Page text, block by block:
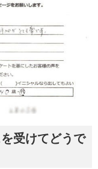
受けてどうで